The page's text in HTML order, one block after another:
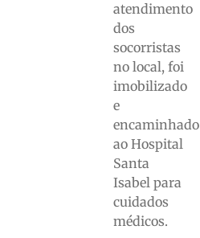
atendimento
dos
socorristas
no local, foi
imobilizado
e
encaminhado
ao Hospital
Santa
Isabel para
cuidados
médicos.